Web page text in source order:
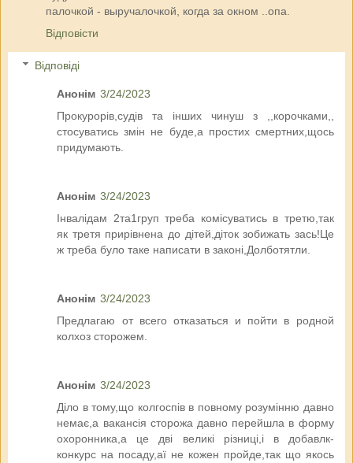
палочкой - выручалочкой, когда за окном ..опа.
Відповісти
Відповіді
Анонім 3/24/2023
Прокурорів,судів та інших чинуш з ,,корочками,,
стосуватись змін не буде,а простих смертних,щось
придумають.
Анонім 3/24/2023
Інвалідам 2та1груп треба комісуватись в третю,так
як третя прирівнена до дітей,діток зобижать зась!Це
ж треба було таке написати в законі,Долботятли.
Анонім 3/24/2023
Предлагаю от всего отказаться и пойти в родной
колхоз сторожем.
Анонім 3/24/2023
Діло в тому,що колгоспів в повному розумінню давно
немає,а вакансія сторожа давно перейшла в форму
охоронника,а це дві великі різниці,і в добавлк-
конкурс на посаду,аї не кожен пройде,так що якось